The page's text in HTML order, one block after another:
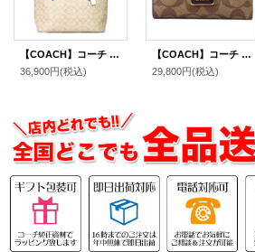
【COACH】コーチ コーティングキャンバス レザー シグネチャー ギャラリー ジップ トートバッグ ライトカーキ×チャーク〔日本未発売〕
36,900円(税込)
【COACH】コーチ コーティングキャンバス レザー シグネチャー グレース ミディアム ウォレット フラップ 二つ折り財布 ライトカーキチャークマルチ（日本未発売）
29,800円(税込)